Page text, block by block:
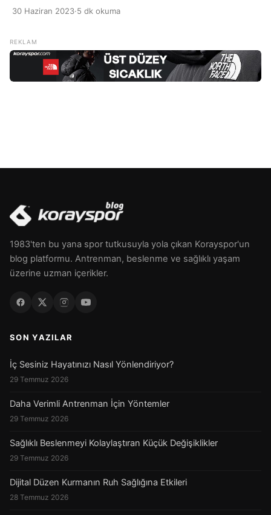
Ayrıca, kişisel enerji düzeylerinizi ve ihtiyaçlarınızı anlamak,
kendinize zaman ayırarak dinlenmek ve gevşemek de
enerji seviyenizi yükseltmede etkili olabilir. […]
30 Haziran 2023·5 dk okuma
1983'ten bu yana spor tutkusuyla yola çıkan Korayspor'un
blog platformu. Antrenman, beslenme ve sağlıklı yaşam
üzerine uzman içerikler.
SON YAZILAR
İç Sesiniz Hayatınızı Nasıl Yönlendiriyor?
29 Temmuz 2026
Daha Verimli Antrenman İçin Yöntemler
29 Temmuz 2026
Sağlıklı Beslenmeyi Kolaylaştıran Küçük Değişiklikler
29 Temmuz 2026
Dijital Düzen Kurmanın Ruh Sağlığına Etkileri
28 Temmuz 2026